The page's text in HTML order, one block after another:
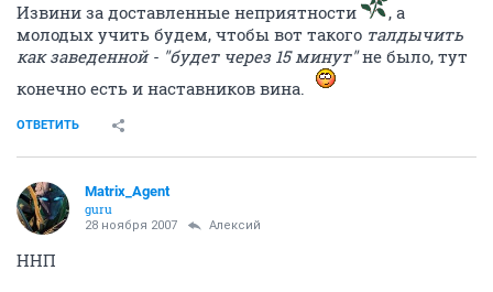
Извини за доставленные неприятности
, а
молодых учить будем, чтобы вот такого талдычить
как заведенной - "будет через 15 минут"не было, тут
конечно есть и наставников вина.
ОТВЕТИТЬ
Matrix_Agent
guru
28 ноября 2007 Алексий
ННП